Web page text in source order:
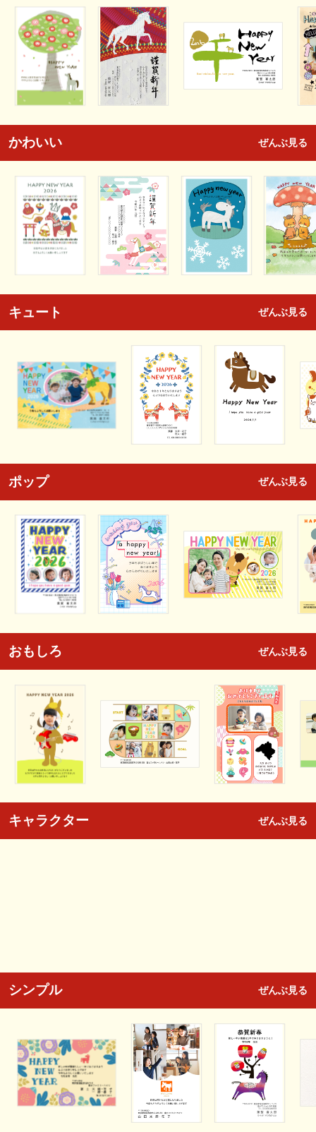
かわいい ぜんぶ見る
キュート ぜんぶ見る
ポップ ぜんぶ見る
おもしろ ぜんぶ見る
キャラクター ぜんぶ見る
シンプル ぜんぶ見る